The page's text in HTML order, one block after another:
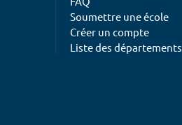
Soumettre une école
Créer un compte
Liste des départements